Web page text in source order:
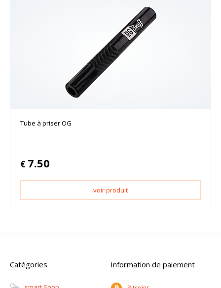
Tube à priser OG
€ 7.50
voir produit
Catégories Information de paiement